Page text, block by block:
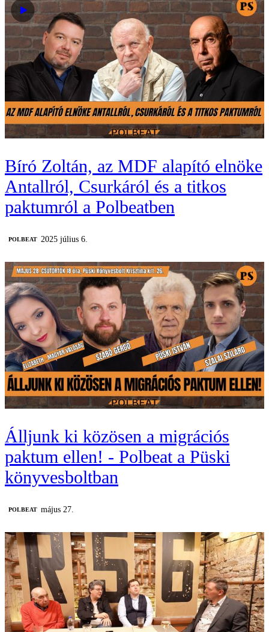
Bíró Zoltán, az MDF alapító elnöke
Antallról, Csurkáról és a titkos
paktumról a Polbeatben
‎POLBEAT 2025 július 6.
Álljunk ki közösen a migrációs
paktum ellen! - Polbeat a Püski
könyvesboltban
‎POLBEAT május 27.